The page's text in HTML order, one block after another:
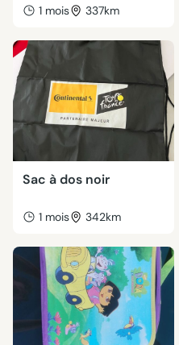
1 mois 337km
Sac à dos noir
1 mois 342km